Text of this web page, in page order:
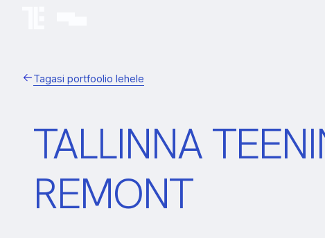
Tagasi portfoolio lehele
TALLINNA
REMONT